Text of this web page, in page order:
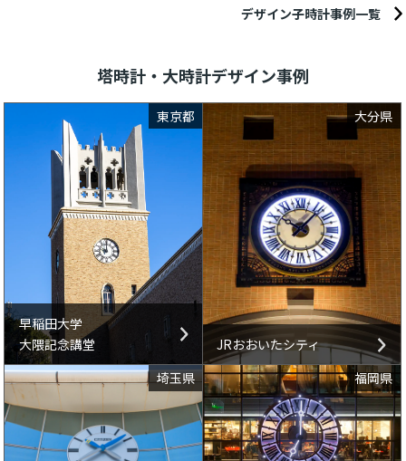
デザイン子時計事例一覧
塔時計・大時計デザイン事例
東京都
早稲田大学
大隈記念講堂
大分県
JRおおいたシティ
埼玉県
福岡県